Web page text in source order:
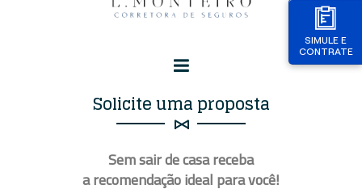
SIMULE E
CONTRATE
Solicite uma proposta
Sem sair de casa receba
a recomendação ideal paravocê!